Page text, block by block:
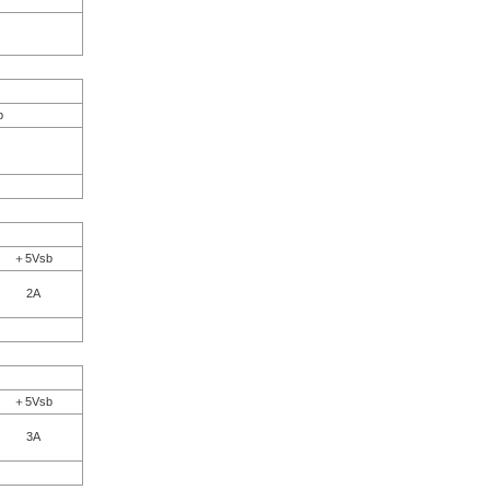
＋5Vsb
2A
＋5Vsb
3A